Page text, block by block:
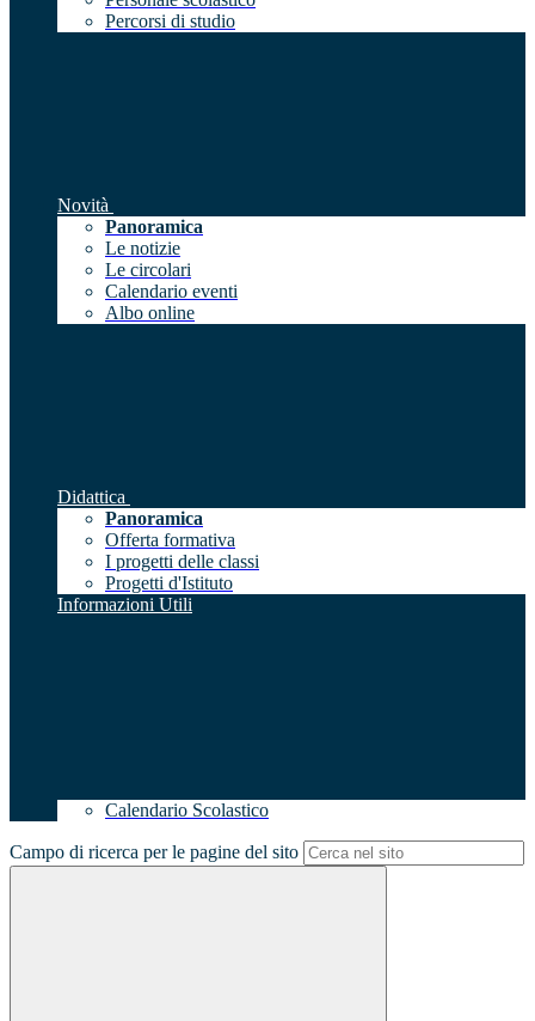
Percorsi di studio
Novità
Panoramica
Le notizie
Le circolari
Calendario eventi
Albo online
Didattica
Panoramica
Offerta formativa
I progetti delle classi
Progetti d'Istituto
Informazioni Utili
Calendario Scolastico
Campo di ricerca per le pagine del sito